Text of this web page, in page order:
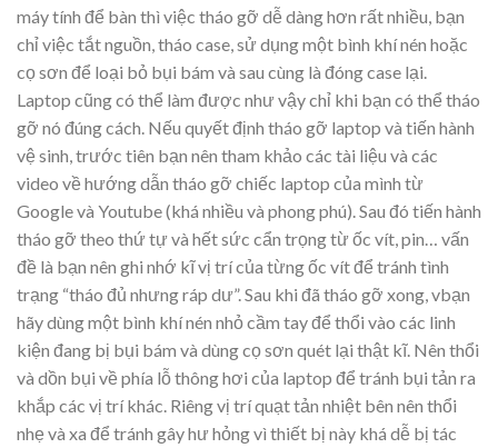
máy tính để bàn thì việc tháo gỡ dễ dàng hơn rất nhiều, bạn
chỉ việc tắt nguồn, tháo case, sử dụng một bình khí nén hoặc
cọ sơn để loại bỏ bụi bám và sau cùng là đóng case lại.
Laptop cũng có thể làm được như vậy chỉ khi bạn có thể tháo
gỡ nó đúng cách. Nếu quyết định tháo gỡ laptop và tiến hành
vệ sinh, trước tiên bạn nên tham khảo các tài liệu và các
video về hướng dẫn tháo gỡ chiếc laptop của mình từ
Google và Youtube (khá nhiều và phong phú). Sau đó tiến hành
tháo gỡ theo thứ tự và hết sức cẩn trọng từ ốc vít, pin… vấn
đề là bạn nên ghi nhớ kĩ vị trí của từng ốc vít để tránh tình
trạng “tháo đủ nhưng ráp dư”. Sau khi đã tháo gỡ xong, vbạn
hãy dùng một bình khí nén nhỏ cầm tay để thổi vào các linh
kiện đang bị bụi bám và dùng cọ sơn quét lại thật kĩ. Nên thổi
và dồn bụi về phía lỗ thông hơi của laptop để tránh bụi tản ra
khắp các vị trí khác. Riêng vị trí quạt tản nhiệt bên nên thổi
nhẹ và xa để tránh gây hư hỏng vì thiết bị này khá dễ bị tác